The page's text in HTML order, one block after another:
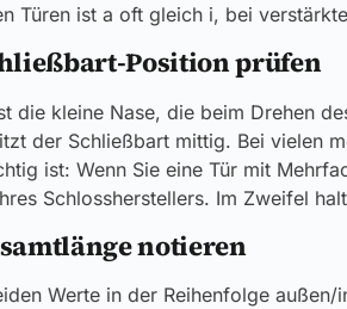
Türen ist a oft gleich i, bei
Position prüfen
die kleine Nase, die beim Drehen
der Schließbart mittig. Bei vielen
ist: Wenn Sie eine Tür mit
Schlossherstellers. Im Zweifel
notieren
Werte in der Reihenfolge außen/